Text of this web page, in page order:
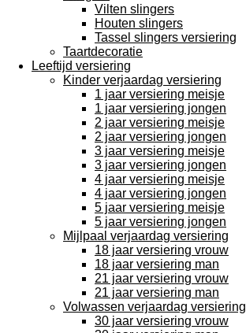
Vilten slingers
Houten slingers
Tassel slingers versiering
Taartdecoratie
Leeftijd versiering
Kinder verjaardag versiering
1 jaar versiering meisje
1 jaar versiering jongen
2 jaar versiering meisje
2 jaar versiering jongen
3 jaar versiering meisje
3 jaar versiering jongen
4 jaar versiering meisje
4 jaar versiering jongen
5 jaar versiering meisje
5 jaar versiering jongen
Mijlpaal verjaardag versiering
18 jaar versiering vrouw
18 jaar versiering man
21 jaar versiering vrouw
21 jaar versiering man
Volwassen verjaardag versiering
30 jaar versiering vrouw